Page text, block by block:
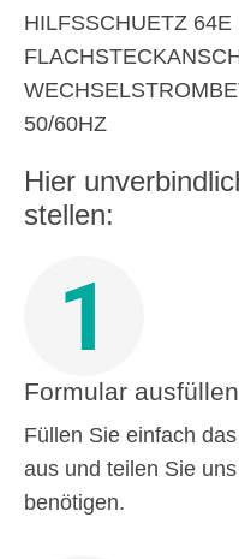
HILFSSCHUETZ
50/60HZ
Hier
stellen:
1
Formular ausfüllen
Füllen Sie einfach
aus und teilen Sie
benötigen.